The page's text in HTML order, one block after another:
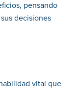
pensando
decisiones
vital que